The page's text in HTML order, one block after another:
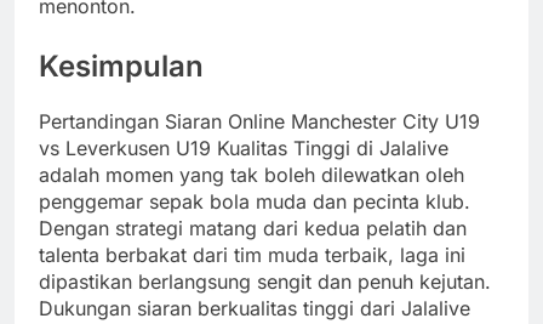
menonton.
Kesimpulan
Pertandingan Siaran Online Manchester City U19
vs Leverkusen U19 Kualitas Tinggi di Jalalive
adalah momen yang tak boleh dilewatkan oleh
penggemar sepak bola muda dan pecinta klub.
Dengan strategi matang dari kedua pelatih dan
talenta berbakat dari tim muda terbaik, laga ini
dipastikan berlangsung sengit dan penuh kejutan.
Dukungan siaran berkualitas tinggi dari Jalalive